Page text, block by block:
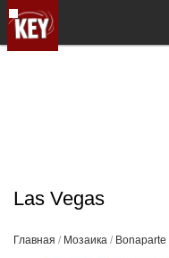
Las Vegas
Главная / Мозаика / Bonaparte